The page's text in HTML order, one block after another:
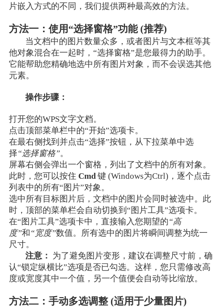
片嵌入方式的不同，我们提供两种最高效的方法。
方法一：使用“选择窗格”功能 (推荐)
当文档中的图片数量众多，或者图片与文本框等其
他对象混合在一起时，“选择窗格”是您最得力的助手。
它能帮助您精确地选中所有图片对象，而不会误选其他
元素。
操作步骤：
打开您的WPS文字文档。
点击顶部菜单栏中的“开始”选项卡。
在最右侧找到并点击“选择”按钮，从下拉菜单中选
择“选择窗格”。
屏幕右侧会弹出一个窗格，列出了文档中的所有对象。
此时，您可以按住 Cmd键 (Windows为Ctrl)，逐个点击
列表中的所有“图片”对象。
选中所有目标图片后，文档中的图片会同时被选中。此
时，顶部的菜单栏会自动切换到“图片工具”选项卡。
在“图片工具”选项卡中，直接输入您期望的“高
度”和“宽度”数值。所有选中的图片将瞬间调整为统一
尺寸。
注意： 为了避免图片变形，建议在调整尺寸前，确
认“锁定纵横比”选项是否已勾选。这样，您只需修改高
度或宽度其中一个值，另一个值便会自动等比缩放。
方法二：手动多选调整 (适用于少量图片)